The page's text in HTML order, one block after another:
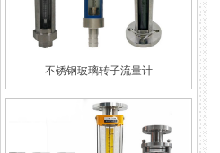
不锈钢玻璃转子流量计